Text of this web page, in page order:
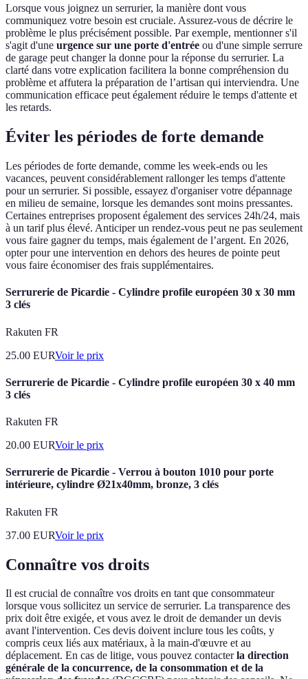
Lorsque vous joignez un serrurier, la manière dont vous
communiquez votre besoin est cruciale. Assurez-vous de décrire le
problème le plus précisément possible. Par exemple, mentionner s'il
s'agit d'une urgence sur une porte d'entrée ou d'une simple serrure
de garage peut changer la donne pour la réponse du serrurier. La
clarté dans votre explication facilitera la bonne compréhension du
problème et affutera la préparation de l’artisan qui interviendra. Une
communication efficace peut également réduire le temps d'attente et
les retards.
Éviter les périodes de forte demande
Les périodes de forte demande, comme les week-ends ou les
vacances, peuvent considérablement rallonger les temps d'attente
pour un serrurier. Si possible, essayez d'organiser votre dépannage
en milieu de semaine, lorsque les demandes sont moins pressantes.
Certaines entreprises proposent également des services 24h/24, mais
à un tarif plus élevé. Anticiper un rendez-vous peut ne pas seulement
vous faire gagner du temps, mais également de l’argent. En 2026,
opter pour une intervention en dehors des heures de pointe peut
vous faire économiser des frais supplémentaires.
Serrurerie de Picardie - Cylindre profile européen 30 x 30 mm
3 clés
Rakuten FR
25.00 EURVoir le prix
Serrurerie de Picardie - Cylindre profile européen 30 x 40 mm
3 clés
Rakuten FR
20.00 EURVoir le prix
Serrurerie de Picardie - Verrou à bouton 1010 pour porte
intérieure, cylindre Ø21x40mm, bronze, 3 clés
Rakuten FR
37.00 EURVoir le prix
Connaître vos droits
Il est crucial de connaître vos droits en tant que consommateur
lorsque vous sollicitez un service de serrurier. La transparence des
prix doit être exigée, et vous avez le droit de demander un devis
avant l'intervention. Ces devis doivent inclure tous les coûts, y
compris ceux liés aux matériaux, à la main-d'œuvre et au
déplacement. En cas de litige, vous pouvez contacterla direction
générale de la concurrence, de la consommation et de la